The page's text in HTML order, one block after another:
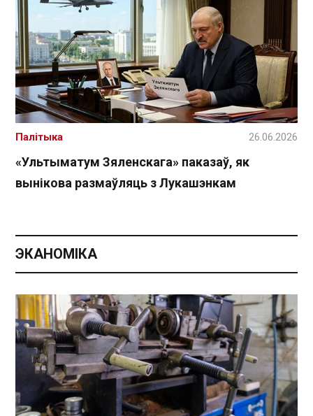
«Ультыматум Зяленскага» паказаў, як
вынікова размаўляць з Лукашэнкам
Палітыка 26.06.2026
ЭКАНОМІКА